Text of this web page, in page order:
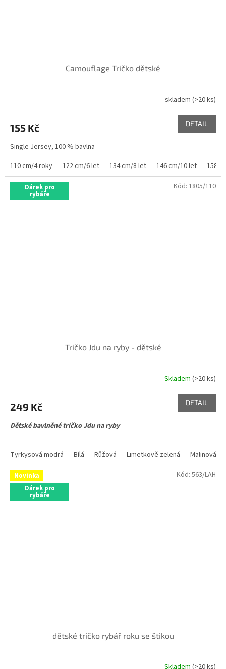
Camouflage Tričko dětské
skladem (>20 ks)
155 Kč DETAIL
Single Jersey, 100 % bavlna
110 cm/4 roky
122 cm/6 let 134 cm/8 let 146 cm/10 let 158
Dárek pro
rybáře
Tričko Jdu na ryby - dětské
Skladem (>20 ks)
249 Kč DETAIL
Dětské bavlněné tričko Jdu na ryby
Tyrkysová modrá Bílá Růžová Limetkově zelená Malinová
Kód: 1805/110
Novinka
Dárek pro
rybáře
dětské tričko rybář roku se štikou
Kód: 563/LAH